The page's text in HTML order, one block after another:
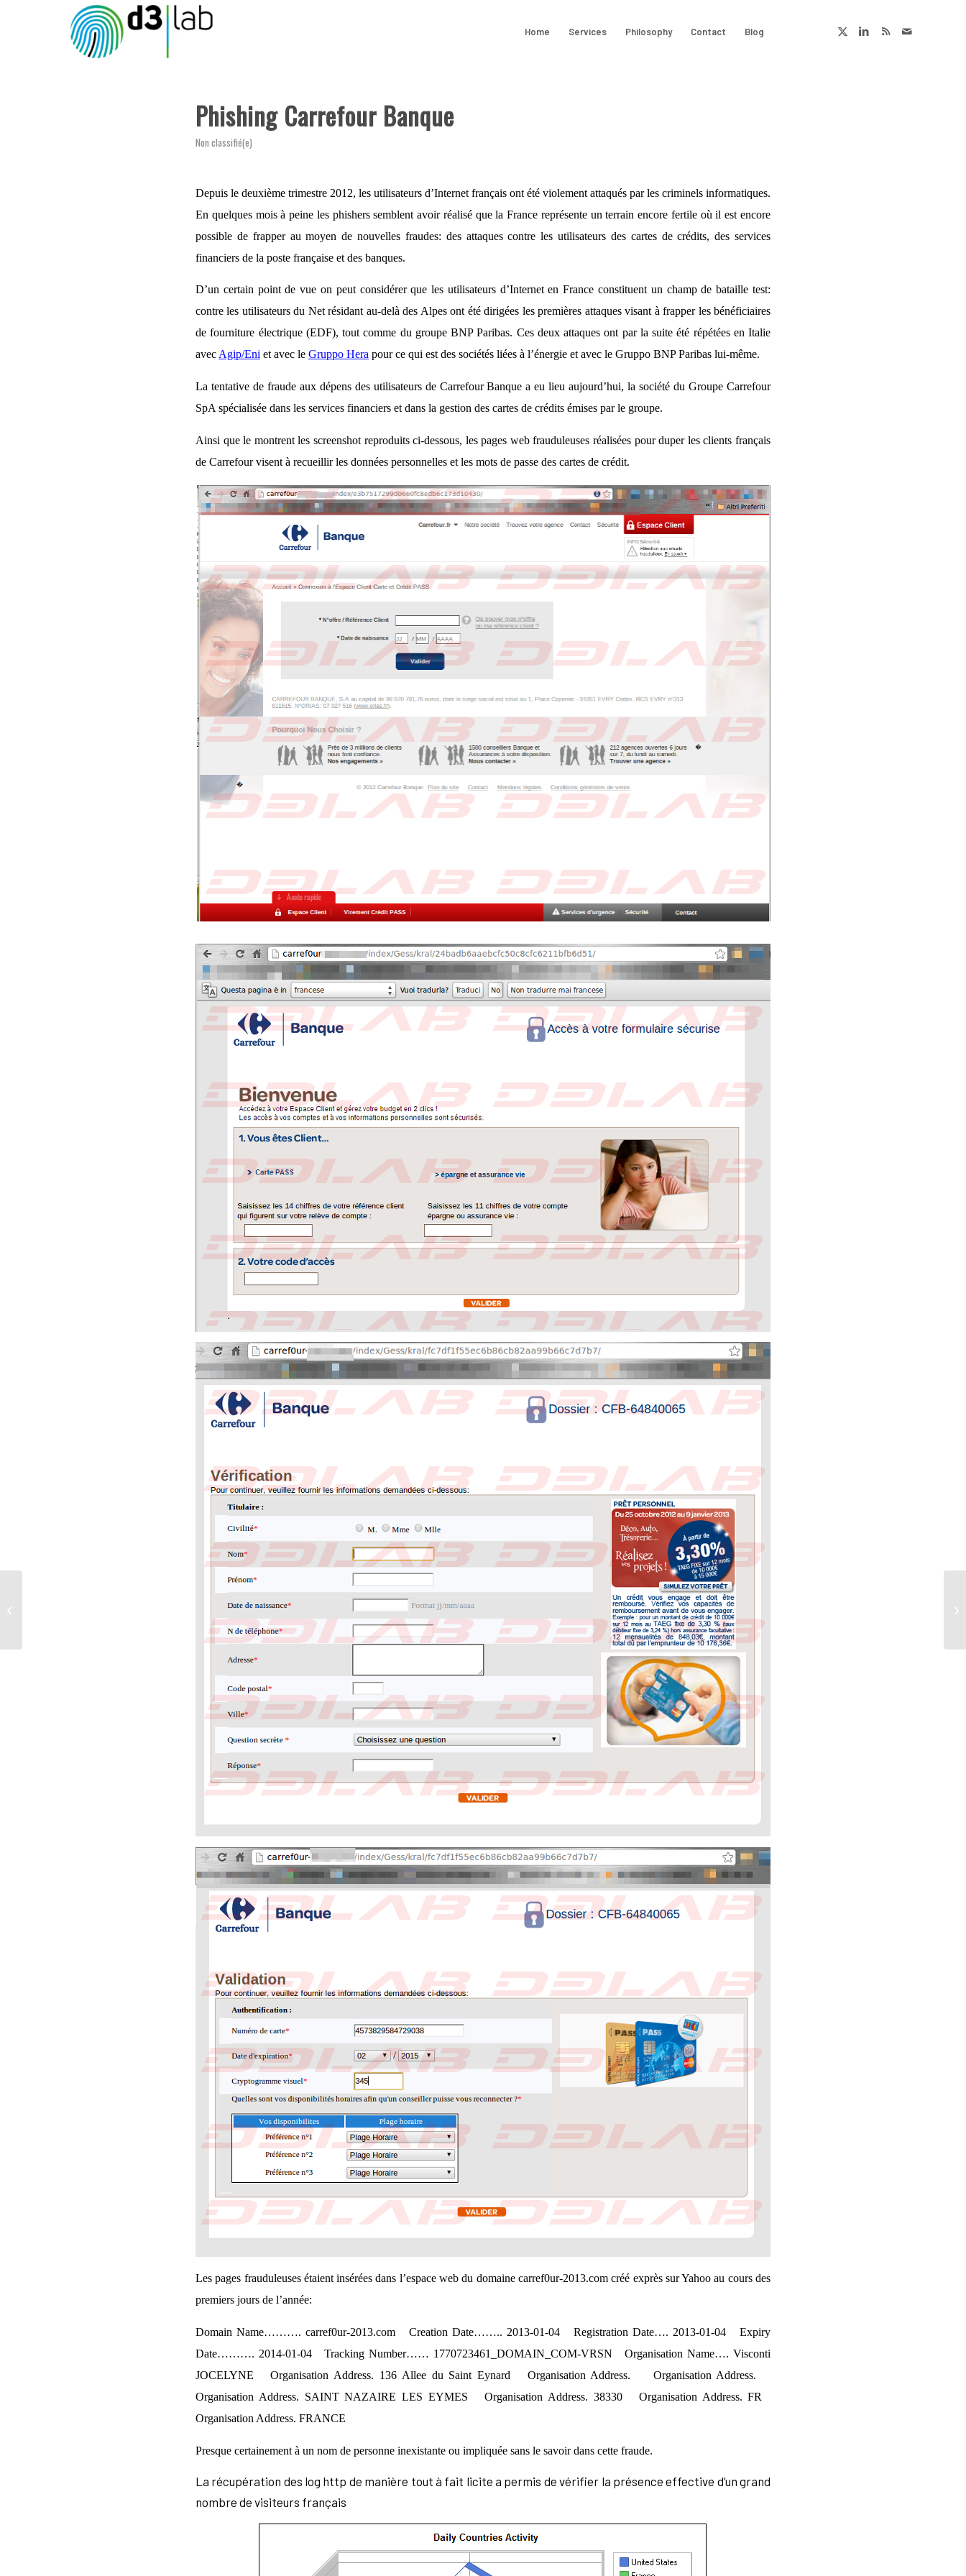
Home Services Philosophy Contact Blog
Phishing Carrefour Banque
Non classifié(e)
Depuis le deuxième trimestre 2012, les utilisateurs d’Internet français ont été violement attaqués par les criminels informatiques.
En quelques mois à peine les phishers semblent avoir réalisé que la France représente un terrain encore fertile où il est encore
possible de frapper au moyen de nouvelles fraudes: des attaques contre les utilisateurs des cartes de crédits, des services
financiers de la poste française et des banques.
D’un certain point de vue on peut considérer que les utilisateurs d’Internet en France constituent un champ de bataille test:
contre les utilisateurs du Net résidant au-delà des Alpes ont été dirigées les premières attaques visant à frapper les bénéficiaires
de fourniture électrique (EDF), tout comme du groupe BNP Paribas. Ces deux attaques ont par la suite été répétées en Italie
avec Agip/Eni et avec le Gruppo Hera pour ce qui est des sociétés liées à l’énergie et avec le Gruppo BNP Paribas lui-même.
La tentative de fraude aux dépens des utilisateurs de Carrefour Banque a eu lieu aujourd’hui, la société du Groupe Carrefour
SpA spécialisée dans les services financiers et dans la gestion des cartes de crédits émises par le groupe.
Ainsi que le montrent les screenshot reproduits ci-dessous, les pages web frauduleuses réalisées pour duper les clients français
de Carrefour visent à recueillir les données personnelles et les mots de passe des cartes de crédit.
Les pages frauduleuses étaient insérées dans l’espace web du domaine carref0ur-2013.com créé exprès sur Yahoo au cours des
premiers jours de l’année:
Domain Name………. carref0ur-2013.com Creation Date…….. 2013-01-04 Registration Date…. 2013-01-04 Expiry
Date………. 2014-01-04 Tracking Number…… 1770723461_DOMAIN_COM-VRSN Organisation Name…. Visconti
JOCELYNE Organisation Address. 136 Allee du Saint Eynard Organisation Address. Organisation Address.
Organisation Address. SAINT NAZAIRE LES EYMES Organisation Address. 38330 Organisation Address. FR
Organisation Address. FRANCE
Presque certainement à un nom de personne inexistante ou impliquée sans le savoir dans cette fraude.
La récupération des log http de manière tout à fait licite a permis de vérifier la présence effective d’un grand
nombre de visiteurs français